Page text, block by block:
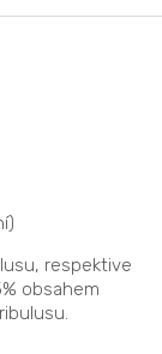
respektive
obsahem